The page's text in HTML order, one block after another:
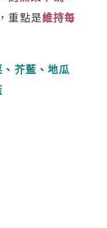
重點是維持每
芥藍、地瓜